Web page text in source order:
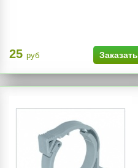
25 руб Заказать